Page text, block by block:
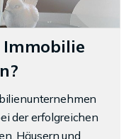
der erfolgreichen
Häusern und